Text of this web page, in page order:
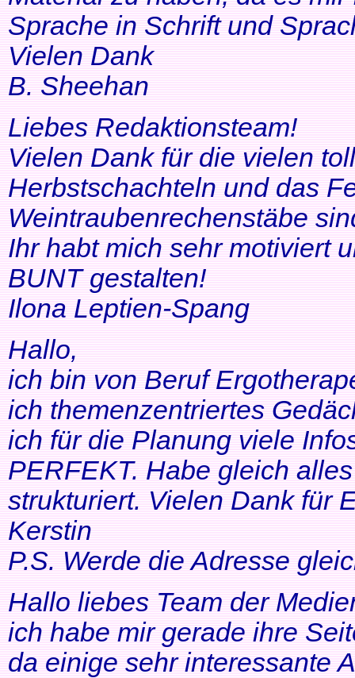
Sprache in Schrift und
Vielen Dank
B. Sheehan
Liebes Redaktionsteam!
Vielen Dank für die vielen
Herbstschachteln und das
Weintraubenrechenstäbe
Ihr habt mich sehr motiviert
BUNT gestalten!
Ilona Leptien-Spang
Hallo,
ich bin von Beruf
ich themenzentriertes
ich für die Planung viele
PERFEKT. Habe gleich
strukturiert. Vielen Dank für
Kerstin
P.S. Werde die Adresse
Hallo liebes Team der
ich habe mir gerade ihre
da einige sehr interessante